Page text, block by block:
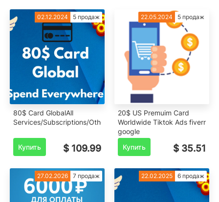
02.12.2024 5 продаж
80$ Card GlobalAll
Services/Subscriptions/Others⭐️
Купить $ 109.99
22.05.2024 5 продаж
20$ US Premuim Card
Worldwide Tiktok Ads fiverr
google
Купить
$ 35.51
27.02.2026 7 продаж 22.02.2025 6 продаж